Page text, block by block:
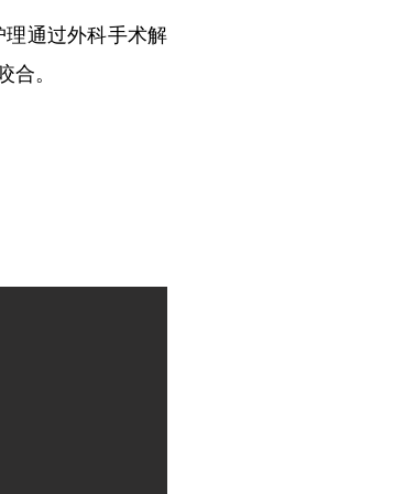
通过外科手术解
。